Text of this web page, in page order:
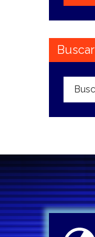
Buscar
Buscar: